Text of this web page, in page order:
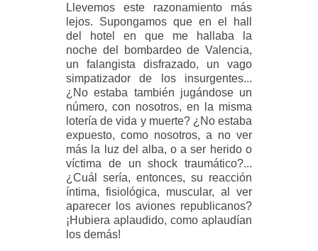
Llevemos este razonamiento más
lejos. Supongamos que en el hall
del hotel en que me hallaba la
noche del bombardeo de Valencia,
un falangista disfrazado, un vago
simpatizador de los insurgentes...
¿No estaba también jugándose un
número, con nosotros, en la misma
lotería de vida y muerte? ¿No estaba
expuesto, como nosotros, a no ver
más la luz del alba, o a ser herido o
víctima de un shock traumático?...
¿Cuál sería, entonces, su reacción
íntima, fisiológica, muscular, al ver
aparecer los aviones republicanos?
¡Hubiera aplaudido, como aplaudían
los demás!